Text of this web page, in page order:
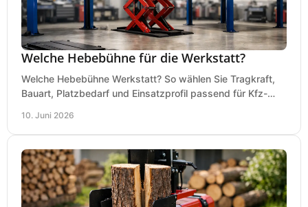
Welche Hebebühne für die Werkstatt?
Welche Hebebühne Werkstatt? So wählen Sie Tragkraft,
Bauart, Platzbedarf und Einsatzprofil passend für Kfz-
10. Juni 2026